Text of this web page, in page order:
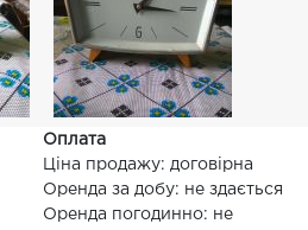
Оплата
Ціна продажу: договірна
Оренда за добу: не здається
Оренда погодинно: не